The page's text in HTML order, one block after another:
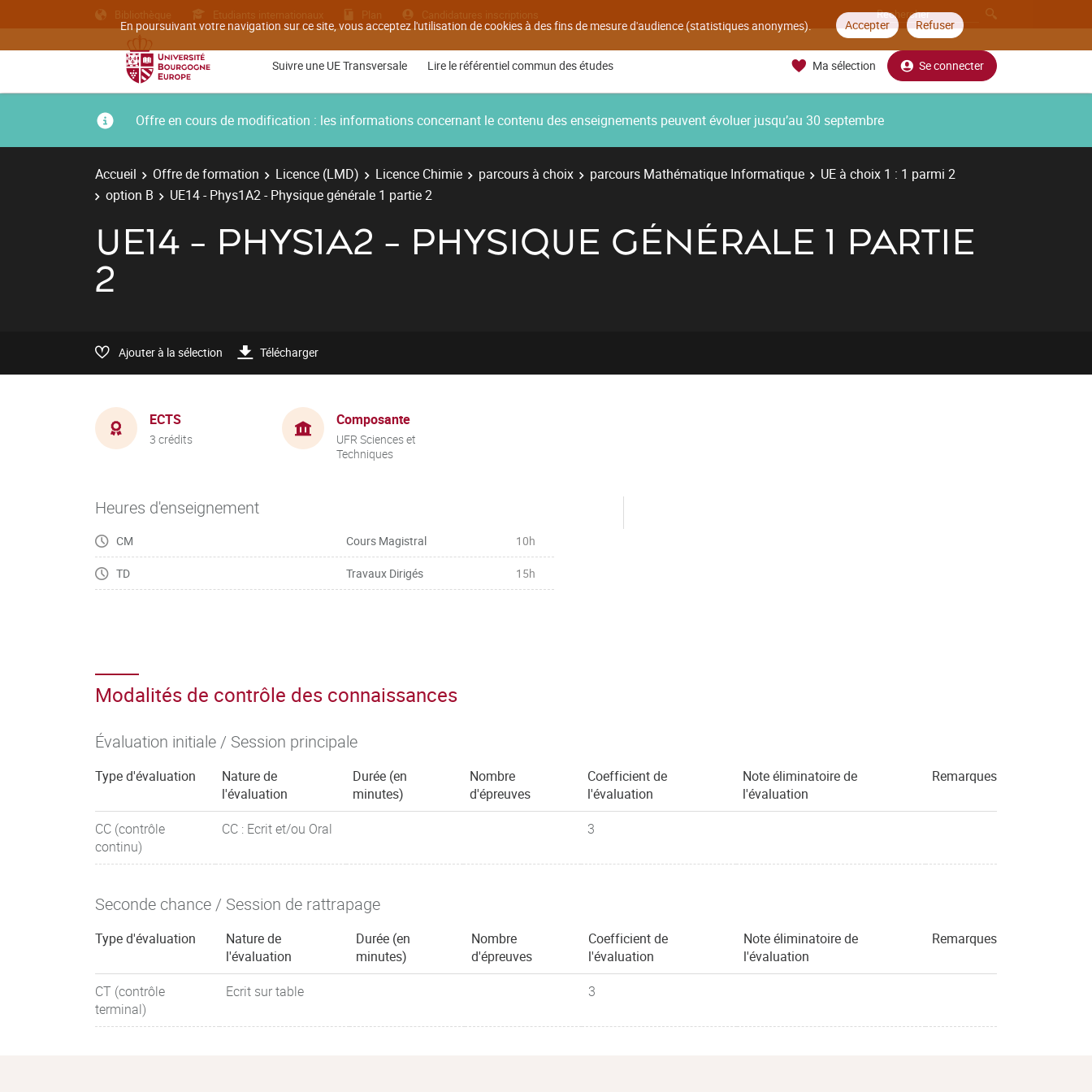
En poursuivant votre navigation sur ce site, vous acceptez l'utilisation de cookies à des fins de mesure d'audience (statistiques anonymes). Accepter Refuser
Bibliothèque Etudiants internationaux Plan Candidatures inscriptions
Suivre une UE Transversale Lire le référentiel commun des études Ma sélection Se connecter
Offre en cours de modification : les informations concernant le contenu des enseignements peuvent évoluer jusqu’au 30 septembre
Accueil Offre de formation Licence (LMD) Licence Chimie parcours à choix parcours Mathématique Informatique
UE à choix 1 : 1 parmi 2
option B
UE14 - Phys1A2 - Physique générale 1 partie 2
UE14 - PHYS1A2 - PHYSIQUE GÉNÉRALE 1 PARTIE
2
Ajouter à la sélection Télécharger
ECTS
3 crédits
Composante
UFR Sciences et
Techniques
Heures d'enseignement
CM Cours Magistral 10h
TD Travaux Dirigés 15h
Modalités de contrôle des connaissances
Évaluation initiale / Session principale
Type d'évaluation
Nature de
l'évaluation
Durée (en
minutes)
Nombre
d'épreuves
Coefficient de
l'évaluation
Note éliminatoire de
l'évaluation
Remarques
CC (contrôle
continu)
CC : Ecrit et/ou Oral 3
Seconde chance / Session de rattrapage
Type d'évaluation
Nature de
l'évaluation
Durée (en
minutes)
Nombre
d'épreuves
Coefficient de
l'évaluation
Note éliminatoire de
l'évaluation
Remarques
CT (contrôle
terminal)
Ecrit sur table 3